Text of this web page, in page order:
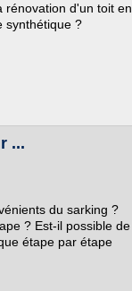
rénovation d'un toit en
synthétique ?
...
du sarking ?
? Est-il possible de
étape par étape